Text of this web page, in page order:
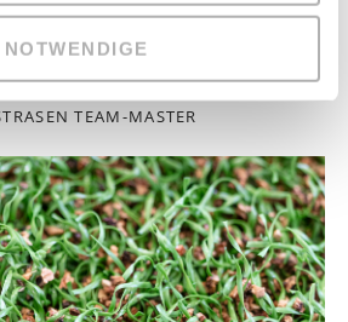
NOTWENDIGE